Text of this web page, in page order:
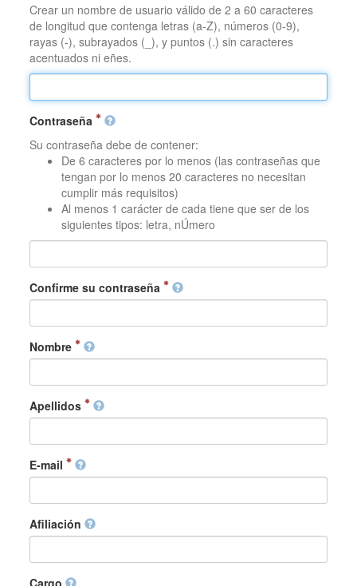
Crear un nombre de usuario válido de 2 a 60 caracteres
de longitud que contenga letras (a-Z), números (0-9),
rayas (-), subrayados (_), y puntos (.) sin caracteres
acentuados ni eñes.
Contraseña
Su contraseña debe de contener:
De 6 caracteres por lo menos (las contraseñas que
tengan por lo menos 20 caracteres no necesitan
cumplir más requisitos)
Al menos 1 carácter de cada tiene que ser de los
siguientes tipos: letra, nÚmero
Confirme su contraseña
Nombre
Apellidos
E-mail
Afiliación
Cargo